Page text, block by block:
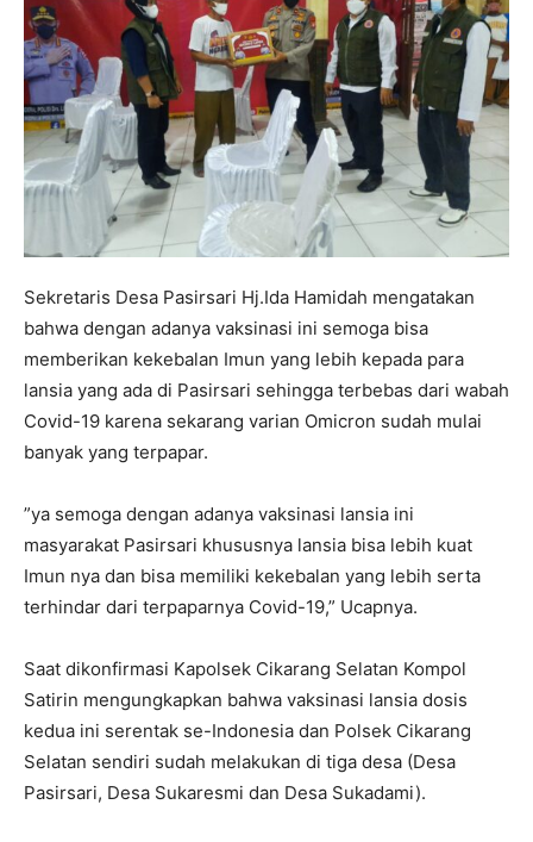
Sekretaris Desa Pasirsari Hj.Ida Hamidah mengatakan
bahwa dengan adanya vaksinasi ini semoga bisa
memberikan kekebalan Imun yang lebih kepada para
lansia yang ada di Pasirsari sehingga terbebas dari wabah
Covid-19 karena sekarang varian Omicron sudah mulai
banyak yang terpapar.
”ya semoga dengan adanya vaksinasi lansia ini
masyarakat Pasirsari khususnya lansia bisa lebih kuat
Imun nya dan bisa memiliki kekebalan yang lebih serta
terhindar dari terpaparnya Covid-19,” Ucapnya.
Saat dikonfirmasi Kapolsek Cikarang Selatan Kompol
Satirin mengungkapkan bahwa vaksinasi lansia dosis
kedua ini serentak se-Indonesia dan Polsek Cikarang
Selatan sendiri sudah melakukan di tiga desa (Desa
Pasirsari, Desa Sukaresmi dan Desa Sukadami).